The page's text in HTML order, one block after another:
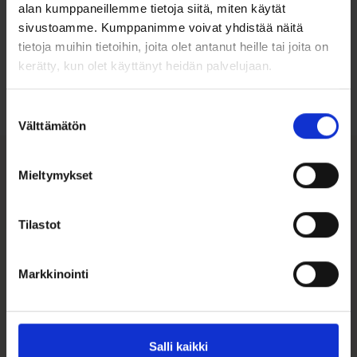
alan kumppaneillemme tietoja siitä, miten käytät
sivustoamme. Kumppanimme voivat yhdistää näitä
tietoja muihin tietoihin, joita olet antanut heille tai joita on
kerätty, kun olet käyttänyt heidän palvelujaan.
valinta
Välttämätön
Mieltymykset
Tilastot
Markkinointi
Salli kaikki
Ohjeita sormuksen tai korun
koon valintaan
Tutustu ohjeisiin
Tutustu myös